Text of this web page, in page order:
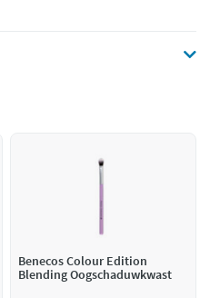
Benecos Colour Edition
Blending Oogschaduwkwast